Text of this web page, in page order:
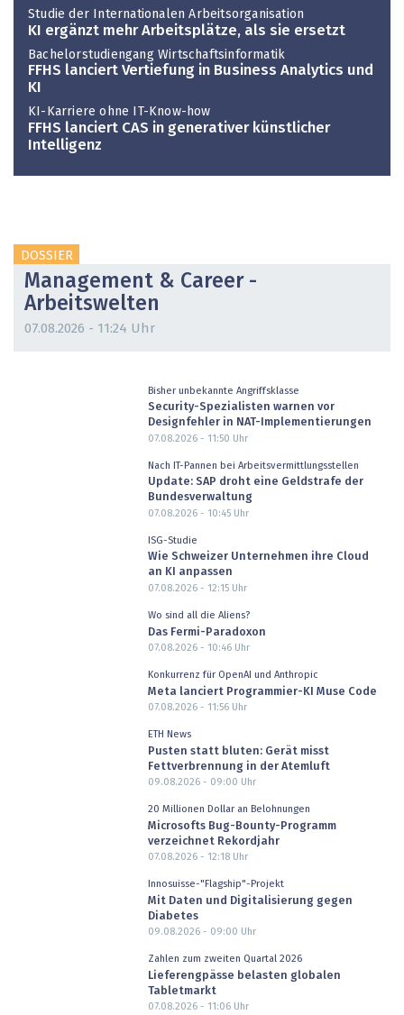
Studie der Internationalen Arbeitsorganisation
KI ergänzt mehr Arbeitsplätze, als sie ersetzt
Bachelorstudiengang Wirtschaftsinformatik
FFHS lanciert Vertiefung in Business Analytics und
KI
KI-Karriere ohne IT-Know-how
FFHS lanciert CAS in generativer künstlicher
Intelligenz
DOSSIER
Management & Career -
Arbeitswelten
07.08.2026 - 11:24 Uhr
Bisher unbekannte Angriffsklasse
Security-Spezialisten warnen vor
Designfehler in NAT-Implementierungen
07.08.2026 - 11:50 Uhr
Nach IT-Pannen bei Arbeitsvermittlungsstellen
Update: SAP droht eine Geldstrafe der
Bundesverwaltung
07.08.2026 - 10:45Uhr
ISG-Studie
Wie Schweizer Unternehmen ihre Cloud
an KI anpassen
07.08.2026 - 12:15Uhr
Wo sind all die Aliens?
Das Fermi-Paradoxon
07.08.2026 - 10:46Uhr
Konkurrenz für OpenAI und Anthropic
Meta lanciert Programmier-KI Muse Code
07.08.2026 - 11:56Uhr
ETH News
Pusten statt bluten: Gerät misst
Fettverbrennung in der Atemluft
09.08.2026 - 09:00 Uhr
20 Millionen Dollar an Belohnungen
Microsofts Bug-Bounty-Programm
verzeichnet Rekordjahr
07.08.2026 - 12:18Uhr
Innosuisse-"Flagship"-Projekt
Mit Daten und Digitalisierung gegen
Diabetes
09.08.2026 - 09:00 Uhr
Zahlen zum zweiten Quartal 2026
Lieferengpässe belasten globalen
Tabletmarkt
07.08.2026 - 11:06Uhr